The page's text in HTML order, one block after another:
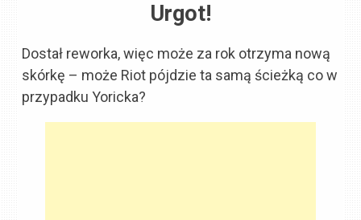
Urgot!
Dostał reworka, więc może za rok otrzyma nową
skórkę – może Riot pójdzie ta samą ścieżką co w
przypadku Yoricka?